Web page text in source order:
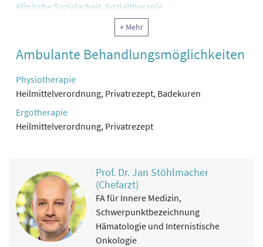
Klinische Sozialarbeit, Sozialtherapie
Ergotherapie, Arbeitstherapie und andere funktionelle
Klinische Psychologie
Psychotherapie
Reha-Pflege
Physikalische Therapie
Rekreationstherapie
+ Mehr
Ambulante Behandlungsmöglichkeiten
Physiotherapie
Heilmittelverordnung, Privatrezept, Badekuren
Ergotherapie
Heilmittelverordnung, Privatrezept
Prof. Dr. Jan Stöhlmacher
(Chefarzt)
FA für Innere Medizin,
Schwerpunktbezeichnung
Hämatologie und Internistische
Onkologie